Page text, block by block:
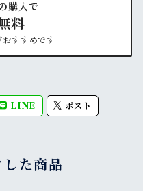
購入で
料
すすめです
LINE ポスト
た商品